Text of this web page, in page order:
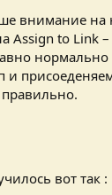
внимание на
Assign to Link
нормально
вот так :